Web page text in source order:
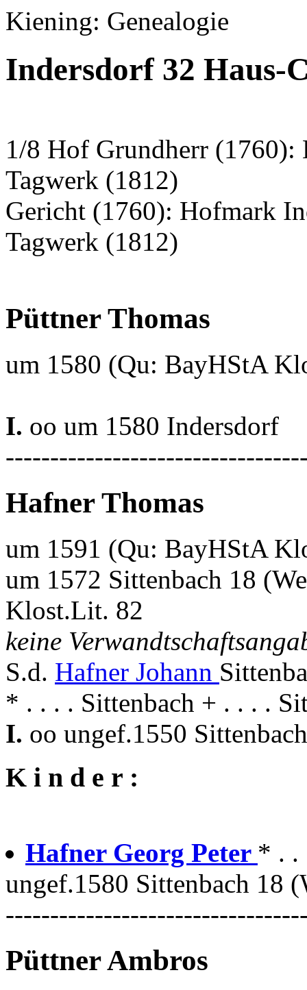
Kiening: Genealogie
Indersdorf 32
1/8 Hof Grundherr
Tagwerk (1812)
Gericht (1760): Hofmark
Tagwerk (1812)
Püttner Thomas
um 1580 (Qu: BayHStA
I. oo um 1580 Indersdorf
Hafner Thomas
um 1591 (Qu: BayHStA
um 1572 Sittenbach 18
Klost.Lit. 82
keine
S.d. Hafner Johann
* . . . . Sittenbach + . . . .
I. oo ungef.1550 Sittenbach
K i n d e r :
Hafner Georg Peter * . .
ungef.1580 Sittenbach 18
Püttner Ambros